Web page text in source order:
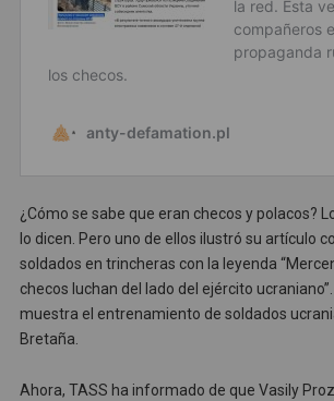
¿Cómo se sabe que eran checos y polacos?
lo dicen. Pero uno de ellos ilustró su artículo
soldados en trincheras con la leyenda
checos luchan del lado del ejército
muestra el entrenamiento de soldados
Bretaña.
Ahora, TASS ha informado de que Vasily